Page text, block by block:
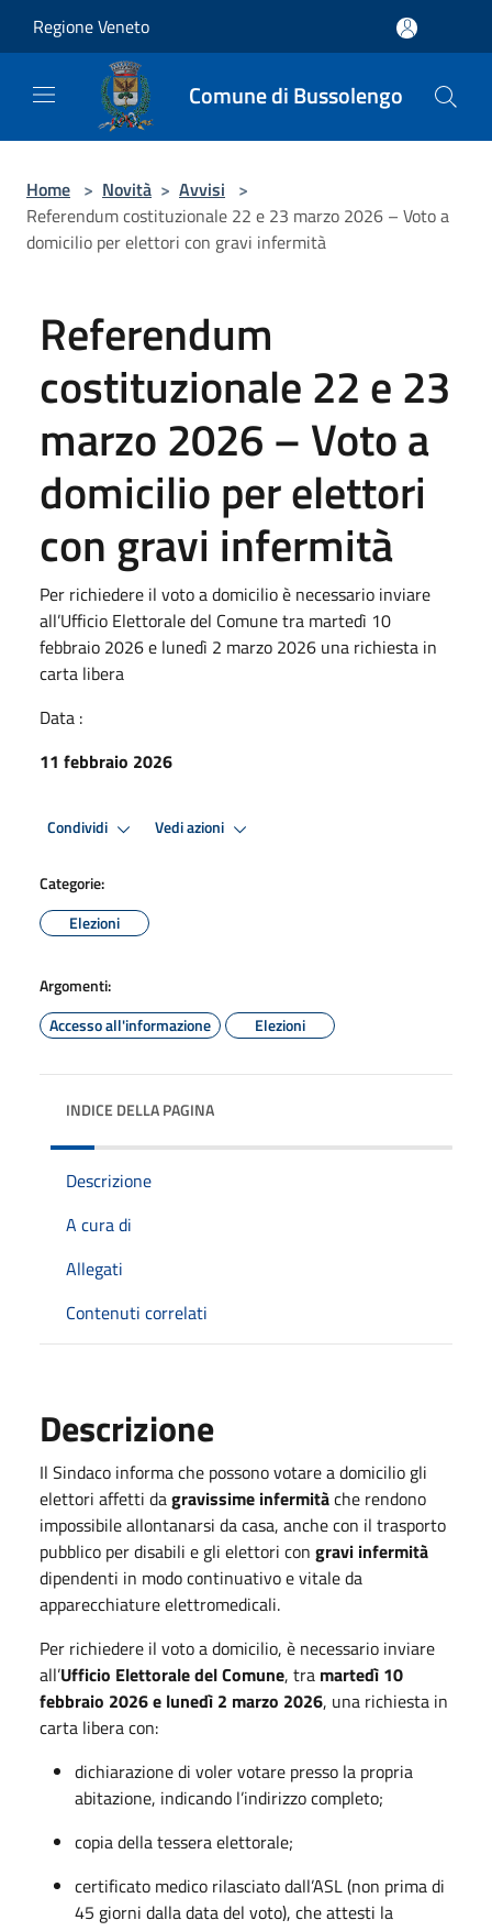
Regione Veneto
Comune di Bussolengo
Home > Novità > Avvisi >
Referendum costituzionale 22 e 23 marzo 2026 – Voto a
domicilio per elettori con gravi infermità
Referendum
costituzionale 22 e 23
marzo 2026 – Voto a
domicilio per elettori
con gravi infermità
Per richiedere il voto a domicilio è necessario inviare
all’Ufficio Elettorale del Comune tra martedì 10
febbraio 2026 e lunedì 2 marzo 2026 una richiesta in
carta libera
Data :
11 febbraio 2026
Condividi Vedi azioni
Categorie:
Elezioni
Argomenti:
Accesso all'informazione
Elezioni
INDICE DELLA PAGINA
Descrizione
A cura di
Allegati
Contenuti correlati
Descrizione
Il Sindaco informa che possono votare a domicilio gli
elettori affetti dagravissime infermitàche rendono
impossibile allontanarsi da casa, anche con il trasporto
pubblico per disabili e gli elettori con gravi infermità
dipendenti in modo continuativo e vitale da
apparecchiature elettromedicali.
Per richiedere il voto a domicilio, è necessario inviare
all’Ufficio Elettorale del Comune, tra martedì 10
febbraio 2026 e lunedì 2 marzo 2026, una richiesta in
carta libera con:
dichiarazione di voler votare presso la propria
abitazione, indicando l’indirizzo completo;
copia della tessera elettorale;
certificato medico rilasciato dall’ASL (non prima di
45 giorni dalla data del voto), che attesti la